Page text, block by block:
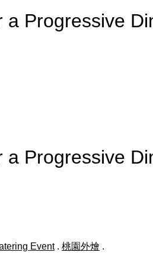
a Progressive
a Progressive
Event. 桃園外燴 .